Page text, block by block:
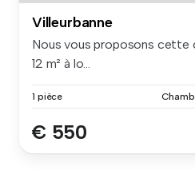
Villeurbanne
Nous vous proposons cette
12 m² à lo...
1 pièce
€ 550